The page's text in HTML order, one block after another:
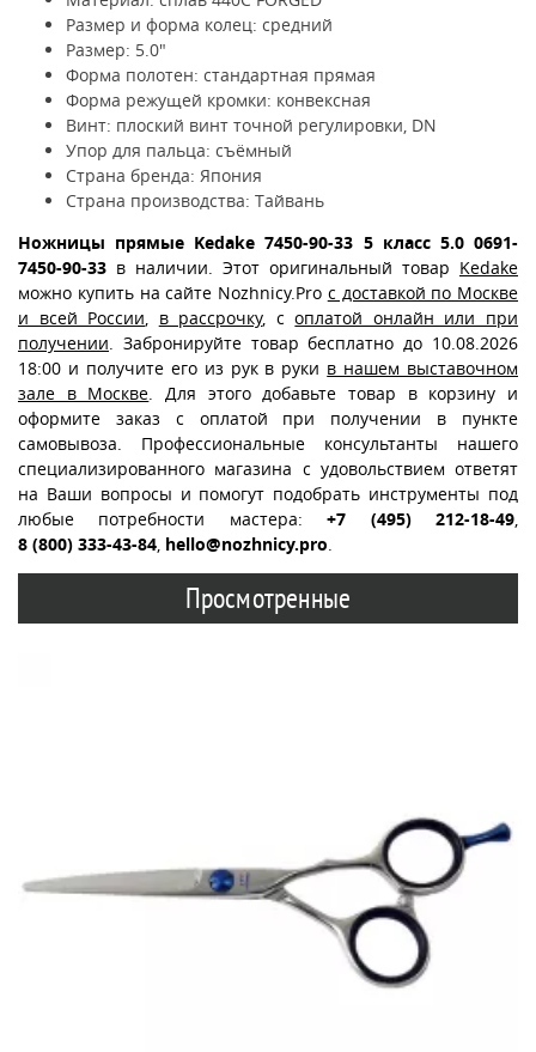
Размер и форма колец: средний
Размер: 5.0"
Форма полотен: стандартная прямая
Форма режущей кромки: конвексная
Винт: плоский винт точной регулировки, DN
Упор для пальца: съёмный
Страна бренда: Япония
Страна производства: Тайвань
Ножницы прямые Kedake 7450-90-33 5 класс 5.0 0691-
7450-90-33 в наличии. Этот оригинальный товар Kedake
можно купить на сайте Nozhnicy.Pro с доставкой по Москве
и всей России
в рассрочку, соплатой онлайн или при
получении . Забронируйте товар бесплатно до 10.08.2026
18:00 и получите его из рук в руки в нашем выставочном
зале в Москве . Для этого добавьте товар в корзину и
оформите заказ с оплатой при получении в пункте
самовывоза. Профессиональные консультанты нашего
специализированного магазина с удовольствием ответят
на Ваши вопросы и помогут подобрать инструменты под
любые потребности мастера:+7 (495) 212-18-49
8 (800) 333-43-84 hello@nozhnicy.pro
Просмотренные